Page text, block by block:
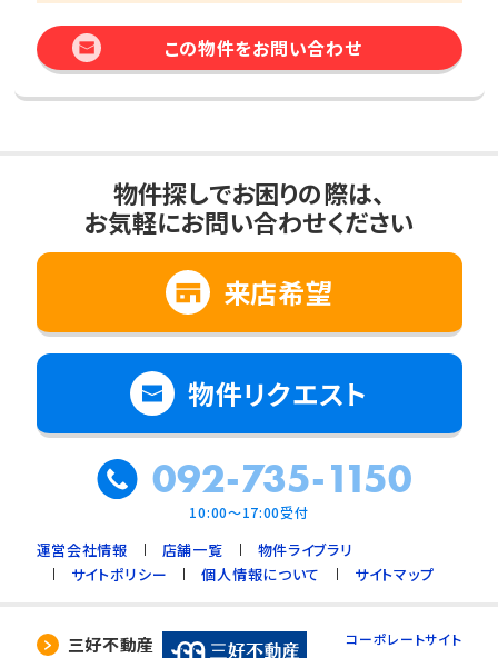
この物件をお問い合わせ
物件探しでお困りの際は、
お気軽にお問い合わせください
来店希望
物件リクエスト
092-735-1150
10:00～17:00受付
運営会社情報 店舗一覧
物件ライブラリ
サイトポリシー
個人情報について サイトマップ
三好不動産 コーポレートサイト